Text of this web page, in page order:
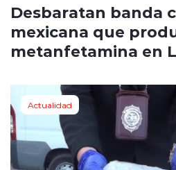
Desbaratan banda
mexicana que
metanfetamina en
Actualidad